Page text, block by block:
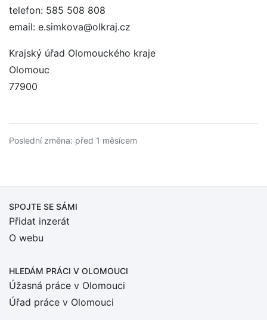
telefon: 585 508 808
email: e.simkova@olkraj.cz
Krajský úřad Olomouckého kraje
Olomouc
77900
Poslední změna: před 1 měsícem
SPOJTE SE SÁMI
Přidat inzerát
O webu
HLEDÁM PRÁCI V OLOMOUCI
Úžasná práce v Olomouci
Úřad práce v Olomouci